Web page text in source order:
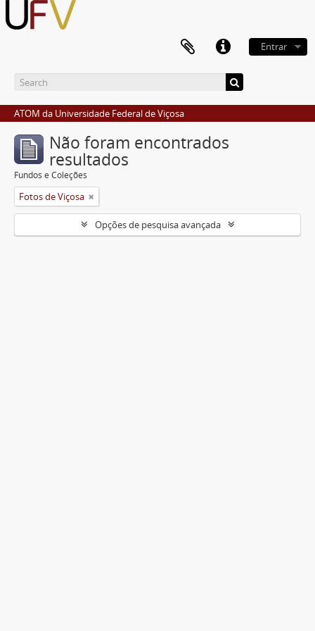
Entrar
ATOM da Universidade Federal de Viçosa
Não foram encontrados
resultados
Fundos e Coleções
Fotos de Viçosa
Opções de pesquisa avançada